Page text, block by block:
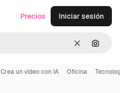
Borrar
Precios Iniciar sesión
Crea un vídeo con IA Oficina